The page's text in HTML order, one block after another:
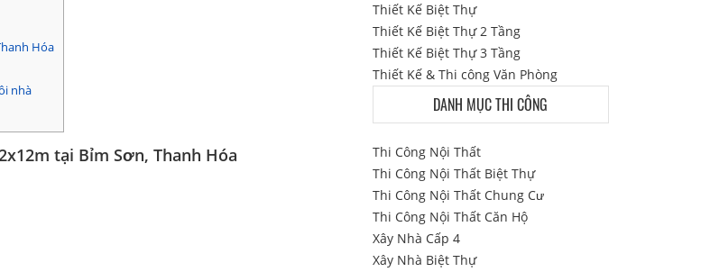
Hóa
nhà
tại Bỉm Sơn, Thanh Hóa
Thiết Kế Biệt Thự
Thiết Kế Biệt Thự 2 Tầng
Thiết Kế Biệt Thự 3 Tầng
Thiết Kế & Thi công Văn Phòng
DANH MỤC THI CÔNG
Thi Công Nội Thất
Thi Công Nội Thất Biệt Thự
Thi Công Nội Thất Chung Cư
Thi Công Nội Thất Căn Hộ
Xây Nhà Cấp 4
Xây Nhà Biệt Thự